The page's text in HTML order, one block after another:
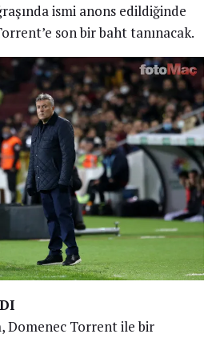
ismi anons edildiğinde
son bir baht tanınacak.
Domenec Torrent ile bir